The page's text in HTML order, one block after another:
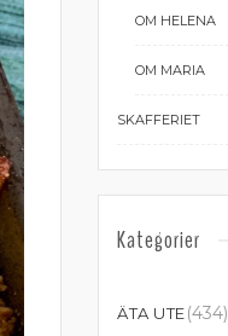
OM HELENA
OM MARIA
SKAFFERIET
Kategorier
ÄTA UTE(434)